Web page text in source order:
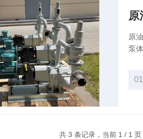
原
原
泵
象
01
共 3 条记录，当前 1 / 1